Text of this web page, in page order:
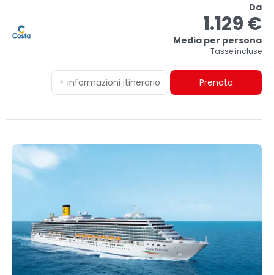
Da
1.129 €
Media per persona
Tasse incluse
+ informazioni itinerario Prenota